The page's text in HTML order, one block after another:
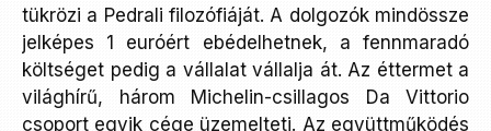
tükrözi a Pedrali filozófiáját. A dolgozók mindössze
jelképes 1 euróért ebédelhetnek, a fennmaradó
költséget pedig a vállalat vállalja át. Az éttermet a
világhírű, három Michelin-csillagos Da Vittorio
csoport egyik cége üzemelteti. Az együttműködés